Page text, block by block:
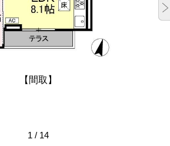
【間取】
1 / 14